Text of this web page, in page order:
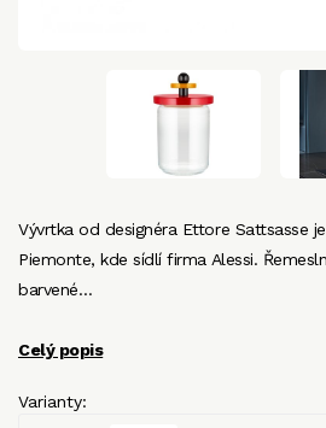
Vývrtka od designéra Ettore Sattsasse
Piemonte, kde sídlí firma Alessi.
barvené…
Celý popis
Varianty: